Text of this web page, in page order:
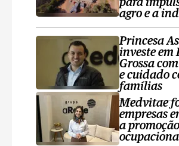
para
agro e a
Princesa
investe em
Grossa
e cuidado
famílias
Medvitae
empresas
a